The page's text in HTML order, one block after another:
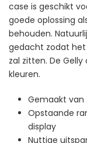
case is geschikt
goede oplossing
behouden.
gedacht zodat het
zal zitten. De
kleuren.
Gemaakt van
Opstaande
display
Nuttige